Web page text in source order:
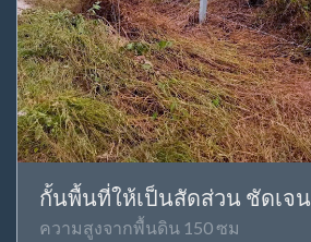
กั้นพื้นที่ให้เป็นสัดส่วน ชัดเจน
ความสูงจากพื้นดิน 150 ซม